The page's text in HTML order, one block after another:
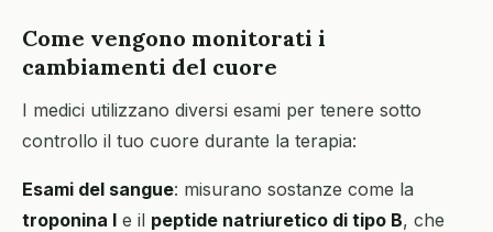
Come vengono monitorati i
cambiamenti del cuore
I medici utilizzano diversi esami per tenere sotto
controllo il tuo cuore durante la terapia:
Esami del sangue: misurano sostanze come la
troponina I e il peptide natriuretico di tipo B, che